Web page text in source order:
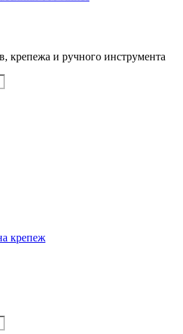
крепежа и ручного инструмента
крепеж